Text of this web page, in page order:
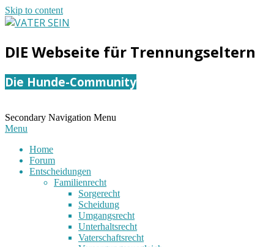
Skip to content
SEIN
DIE Webseite für Trennungseltern
Die Hunde-Community
Secondary Navigation Menu
Menu
Home
Forum
Entscheidungen
Familienrecht
Sorgerecht
Scheidung
Umgangsrecht
Unterhaltsrecht
Vaterschaftsrecht